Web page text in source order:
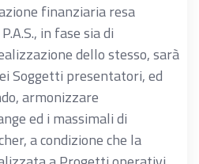
finanziaria resa
in fase sia di
dello stesso, sarà
Soggetti presentatori, ed
armonizzare
ed i massimali di
a condizione che la